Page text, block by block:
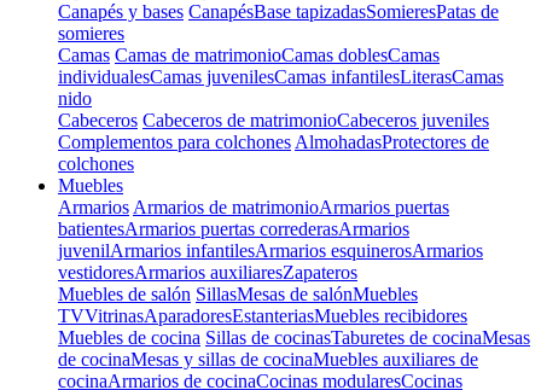
Canapés y bases CanapésBase tapizadasSomieresPatas de
somieres
Camas Camas de matrimonioCamas doblesCamas
individualesCamas juvenilesCamas infantilesLiterasCamas
nido
Cabeceros Cabeceros de matrimonioCabeceros juveniles
Complementos para colchones AlmohadasProtectores de
colchones
Muebles
Armarios Armarios de matrimonioArmarios puertas
batientesArmarios puertas correderasArmarios
juvenilArmarios infantilesArmarios esquinerosArmarios
vestidoresArmarios auxiliaresZapateros
Muebles de salón SillasMesas de salónMuebles
TVVitrinasAparadoresEstanteriasMuebles recibidores
Muebles de cocina Sillas de cocinasTaburetes de cocinaMesas
de cocinaMesas y sillas de cocinaMuebles auxiliares de
cocinaArmarios de cocinaCocinas modularesCocinas